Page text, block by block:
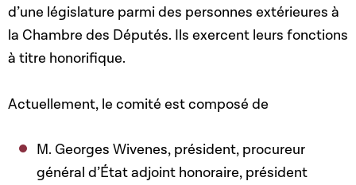
d’une législature parmi des personnes extérieures à
la Chambre des Députés. Ils exercent leurs fonctions
à titre honorifique.
Actuellement, le comité est composé de
M. Georges Wivenes, président, procureur
général d’État adjoint honoraire, président